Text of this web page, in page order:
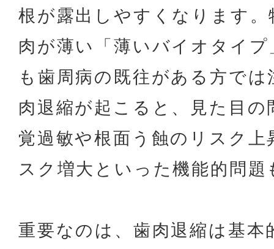
根が露出しやすくなります
肉が薄い「薄いバイオタイ
も歯周病の既往がある方で
肉退縮が起こると、見た目
覚過敏や根面う蝕のリスク上
スク増大といった機能的問
重要なのは、歯肉退縮は基本